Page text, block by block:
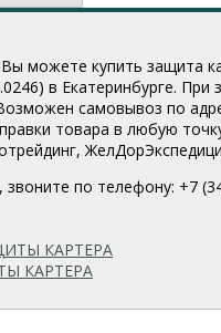
можете купить защита
) в Екатеринбурге. При
самовывоз по
товара в любую
по телефону: +7
КАРТЕРА
КАРТЕРА